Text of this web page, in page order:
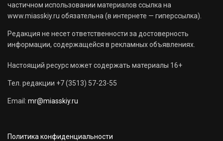
частичном использовании материалов ссылка на
www.miasskiy.ru обязательна (в интернете — гиперссылка).
Редакция не несет ответственности за достоверность
информации, содержащейся в рекламных объявлениях.
Настоящий ресурс может содержать материалы 16+
Тел. редакции +7 (3513) 57-23-55
Email: mr@miasskiy.ru
Политика конфиденциальности